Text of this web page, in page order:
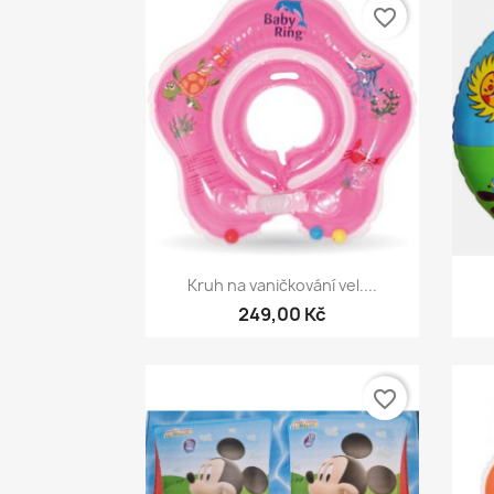
Rychlý náhled
Kruh na vaničkování vel....
249,00 Kč
favorite_border
favorite_border